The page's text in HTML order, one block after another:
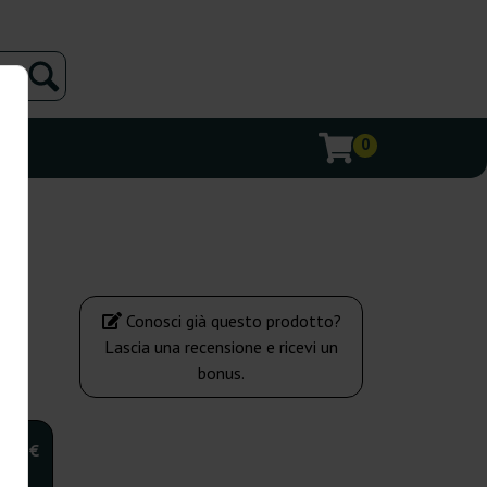
0
€
Conosci già questo prodotto?
Lascia una recensione e ricevi un
bonus.